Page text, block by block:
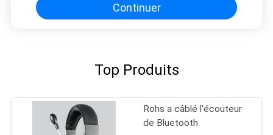
Continuer
Top Produits
Rohs a câblé l'écouteur
de Bluetooth